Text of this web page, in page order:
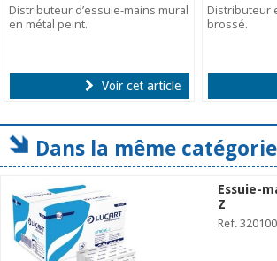
Distributeur d’essuie-mains mural
en métal peint.
Voir cet article
Distributeur
brossé.
Dans la même
Essuie-
Z
Ref. 320100